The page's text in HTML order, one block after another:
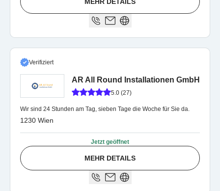
Verifiziert
AR All Round Installationen GmbH
5.0 (27)
Wir sind 24 Stunden am Tag, sieben Tage die Woche für Sie da.
1230 Wien
Jetzt geöffnet
MEHR DETAILS